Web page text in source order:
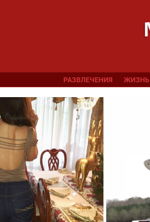
РАЗВЛЕЧЕНИЯ ЖИЗНЬ